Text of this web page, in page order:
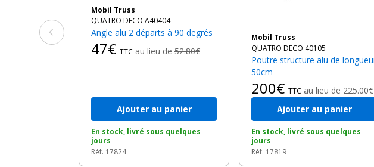
Mobil Truss
QUATRO DECO A40404
Angle alu 2 départs à 90 degrés
47€ TTC au lieu de 52.80€
Ajouter au panier
En stock, livré sous quelques
jours
Réf. 17824
Mobil Truss
QUATRO DECO 40105
Poutre structure alu de longueur
50cm
200€ TTC au lieu de 225.00€
Ajouter au panier
En stock, livré sous quelques
jours
Réf. 17819